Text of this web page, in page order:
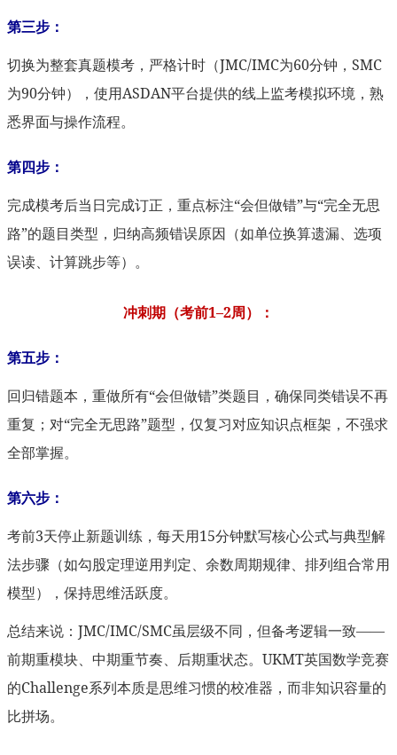
第三步：
切换为整套真题模考，严格计时（JMC/IMC为60分钟，SMC
为90分钟），使用ASDAN平台提供的线上监考模拟环境，熟
悉界面与操作流程。
第四步：
完成模考后当日完成订正，重点标注“会但做错”与“完全无思
路”的题目类型，归纳高频错误原因（如单位换算遗漏、选项
误读、计算跳步等）。
冲刺期（考前1–2周）：
第五步：
回归错题本，重做所有“会但做错”类题目，确保同类错误不再
重复；对“完全无思路”题型，仅复习对应知识点框架，不强求
全部掌握。
第六步：
考前3天停止新题训练，每天用15分钟默写核心公式与典型解
法步骤（如勾股定理逆用判定、余数周期规律、排列组合常用
模型），保持思维活跃度。
总结来说：JMC/IMC/SMC虽层级不同，但备考逻辑一致——
前期重模块、中期重节奏、后期重状态。UKMT英国数学竞赛
的Challenge系列本质是思维习惯的校准器，而非知识容量的
比拼场。